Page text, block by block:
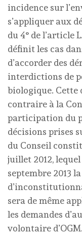
incidence sur
s’appliquer aux
du 4° de l’article
définit les cas
d’accorder des
interdictions de
biologique. Cette
contraire à la
participation du
décisions prises
du Conseil
juillet 2012,
septembre 2013
sera de même
les demandes
volontaire